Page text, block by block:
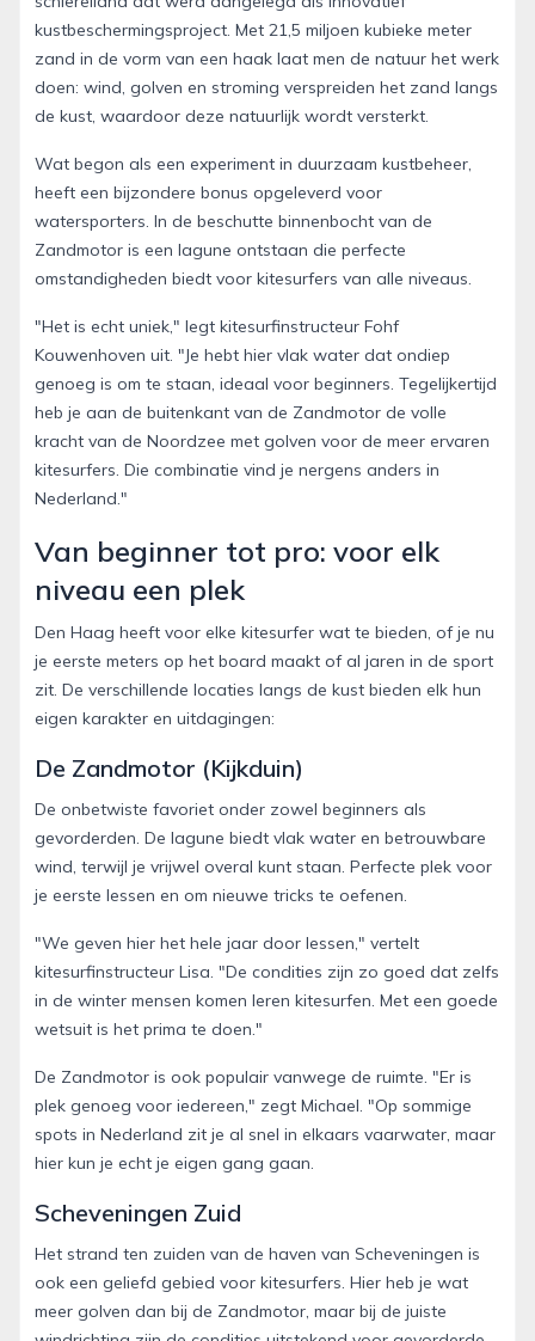
kustbeschermingsproject. Met 21,5 miljoen kubieke meter
zand in de vorm van een haak laat men de natuur het werk
doen: wind, golven en stroming verspreiden het zand langs
de kust, waardoor deze natuurlijk wordt versterkt.
Wat begon als een experiment in duurzaam kustbeheer,
heeft een bijzondere bonus opgeleverd voor
watersporters. In de beschutte binnenbocht van de
Zandmotor is een lagune ontstaan die perfecte
omstandigheden biedt voor kitesurfers van alle niveaus.
"Het is echt uniek," legt kitesurfinstructeur Fohf
Kouwenhoven uit. "Je hebt hier vlak water dat ondiep
genoeg is om te staan, ideaal voor beginners. Tegelijkertijd
heb je aan de buitenkant van de Zandmotor de volle
kracht van de Noordzee met golven voor de meer ervaren
kitesurfers. Die combinatie vind je nergens anders in
Nederland."
Van beginner tot pro: voor elk
niveau een plek
Den Haag heeft voor elke kitesurfer wat te bieden, of je nu
je eerste meters op het board maakt of al jaren in de sport
zit. De verschillende locaties langs de kust bieden elk hun
eigen karakter en uitdagingen:
De Zandmotor (Kijkduin)
De onbetwiste favoriet onder zowel beginners als
gevorderden. De lagune biedt vlak water en betrouwbare
wind, terwijl je vrijwel overal kunt staan. Perfecte plek voor
je eerste lessen en om nieuwe tricks te oefenen.
"We geven hier het hele jaar door lessen," vertelt
kitesurfinstructeur Lisa. "De condities zijn zo goed dat zelfs
in de winter mensen komen leren kitesurfen. Met een goede
wetsuit is het prima te doen."
De Zandmotor is ook populair vanwege de ruimte. "Er is
plek genoeg voor iedereen," zegt Michael. "Op sommige
spots in Nederland zit je al snel in elkaars vaarwater, maar
hier kun je echt je eigen gang gaan.
Scheveningen Zuid
Het strand ten zuiden van de haven van Scheveningen is
ook een geliefd gebied voor kitesurfers. Hier heb je wat
meer golven dan bij de Zandmotor, maar bij de juiste